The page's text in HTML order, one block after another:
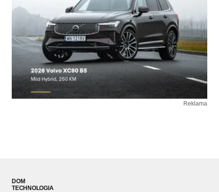
Reklama
DOM
TECHNOLOGIA